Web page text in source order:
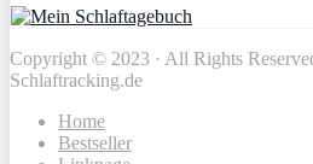
Copyright © 2023 · All Rights
Schlaftracking.de
Home
Bestseller